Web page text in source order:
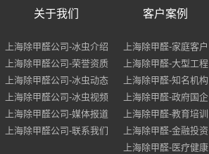
关于我们
上海除甲醛公司-冰虫介绍
上海除甲醛公司-荣誉资质
上海除甲醛公司-冰虫动态
上海除甲醛公司-冰虫视频
上海除甲醛公司-媒体报道
上海除甲醛公司-联系我们
客户案例
上海除甲醛-家庭客户
上海除甲醛-大型工程
上海除甲醛-知名机构
上海除甲醛-政府国企
上海除甲醛-教育培训
上海除甲醛-金融投资
上海除甲醛-医疗健康